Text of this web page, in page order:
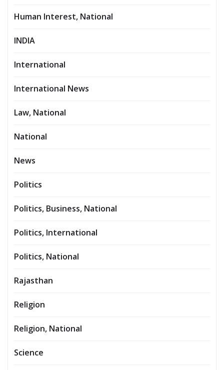
Human Interest, National
INDIA
International
International News
Law, National
National
News
Politics
Politics, Business, National
Politics, International
Politics, National
Rajasthan
Religion
Religion, National
Science